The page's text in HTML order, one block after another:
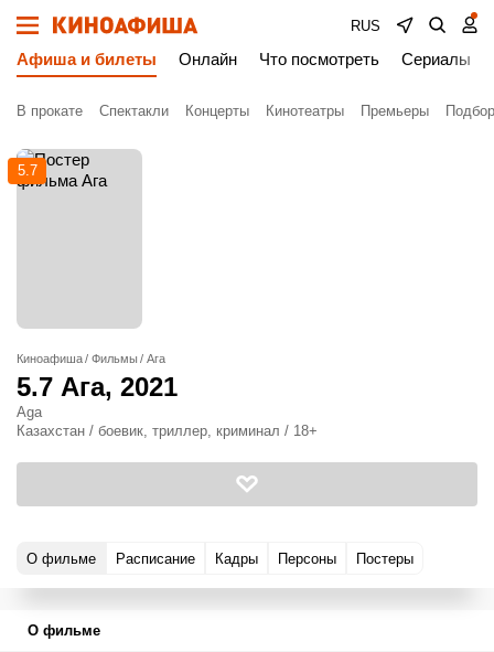
RUS
Афиша и билеты Онлайн Что посмотреть Сериалы
В прокате Спектакли Концерты Кинотеатры Премьеры
5.7
Киноафиша Фильмы Ага
5.7 Ага, 2021
Aga
Казахстан / боевик, триллер, криминал / 18+
О фильме Расписание Кадры Персоны Постеры
О фильме